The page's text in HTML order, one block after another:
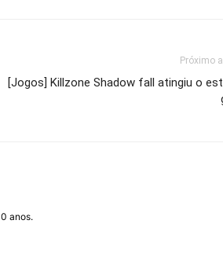
Próximo
[Jogos] Killzone Shadow fall atingiu o
anos.